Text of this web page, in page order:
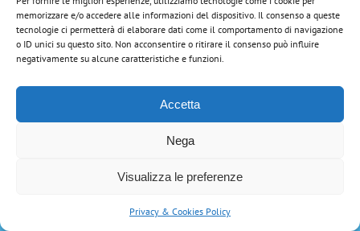
memorizzare e/o accedere alle informazioni del dispositivo. Il consenso a queste
tecnologie ci permetterà di elaborare dati come il comportamento di navigazione
o ID unici su questo sito. Non acconsentire o ritirare il consenso può influire
negativamente su alcune caratteristiche e funzioni.
Accetta
Nega
Visualizza le preferenze
Privacy & Cookies Policy
Corazza Veterinaria di Portinari Gian Paolo | via Manzoni, 8 - 36020
Campiglia dei Berici (VI) | Tel: 0444-866034 | Email:
info@corazzaveterinaria.com| P.IVA 03199070248 |Privacy Policy
Tutti i marchi riportati appartengono ai legittimi proprietari.